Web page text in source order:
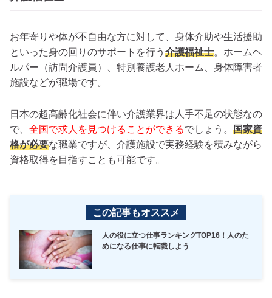
お年寄りや体が不自由な方に対して、身体介助や生活援助
といった身の回りのサポートを行う 介護福祉士。ホームヘ
ルパー（訪問介護員）、特別養護老人ホーム、身体障害者
施設などが職場です。
日本の超高齢化社会に伴い介護業界は人手不足の状態なの
で、 全国で求人を見つけることができるでしょう。 国家資
格が必要な職業ですが、介護施設で実務経験を積みながら
資格取得を目指すことも可能です。
この記事もオススメ
人の役に立つ仕事ランキングTOP16！人のた
めになる仕事に転職しよう